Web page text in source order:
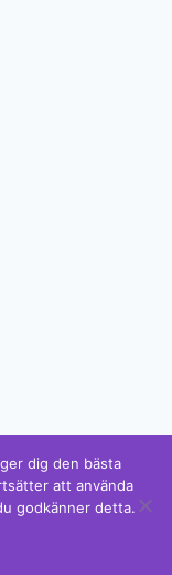
dig den bästa
att använda
godkänner detta.